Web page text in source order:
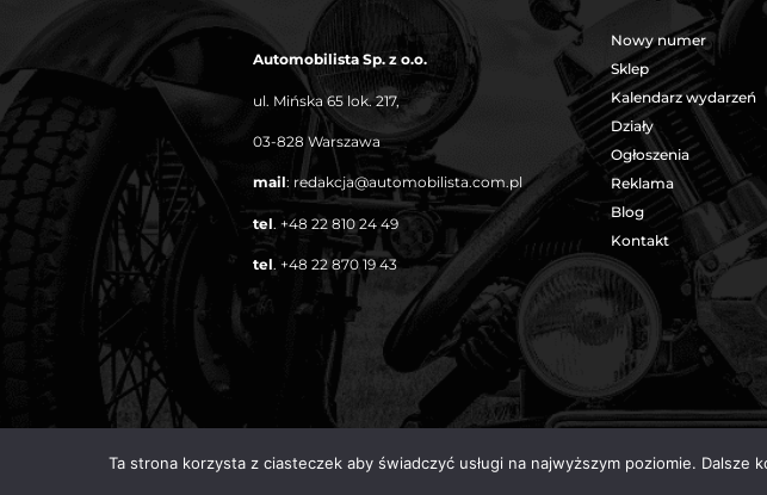
Automobilista Sp. z o.o.
ul. Mińska 65 lok. 217,
03-828 Warszawa
mail: redakcja@automobilista.com.pl
tel. +48 22 810 24 49
tel. +48 22 870 19 43
Nowy numer
Sklep
Kalendarz wydarzeń
Działy
Ogłoszenia
Reklama
Blog
Kontakt
Ta strona korzysta z ciasteczek aby świadczyć usługi na najwyższym poziomie.